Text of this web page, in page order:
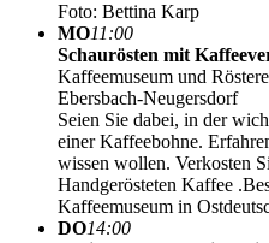
Foto: Bettina Karp
MO11:00
Schaurösten mit
Kaffeemuseum und
Ebersbach-Neugersdorf
Seien Sie dabei, in der
einer Kaffeebohne.
wissen wollen. Verkosten
Handgerösteten Kaffee
Kaffeemuseum in
DO14:00